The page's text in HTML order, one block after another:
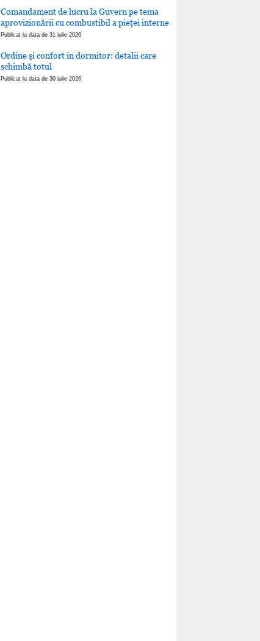
Comandament de lucru la Guvern pe tema
aprovizionării cu combustibil a pieţei interne
Publicat la data de 31 iulie 2026
Ordine şi confort in dormitor: detalii care
schimbă totul
Publicat la data de 30 iulie 2026